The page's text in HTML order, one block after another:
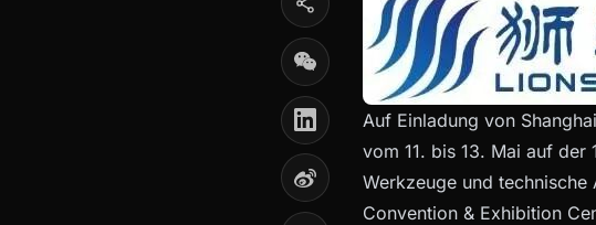
Auf Einladung von
vom 11. bis 13. Mai auf
Werkzeuge und technische
Convention & Exhibition